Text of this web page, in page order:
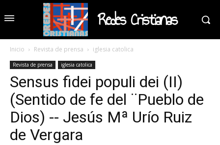
Redes Cristianas
Inicio Revista de prensa iglesia catolica
Revista de prensa iglesia catolica
Sensus fidei populi dei (II)
(Sentido de fe del ¨Pueblo de
Dios) -- Jesús Mª Urío Ruiz
de Vergara